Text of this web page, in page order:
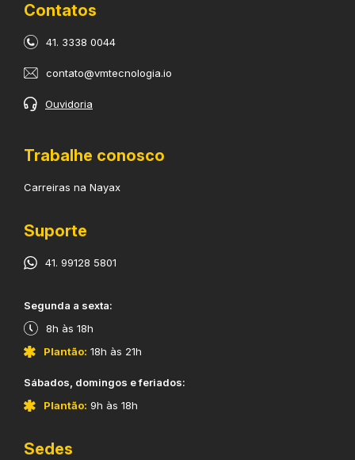
Contatos
41. 3338 0044
contato@vmtecnologia.io
Ouvidoria
Trabalhe conosco
Carreiras na Nayax
Suporte
41. 99128 5801
​Segunda a sexta:
8h às 18h
Plantão: 18h às 21h
​Sábados, domingos e feriados:
Plantão: 9h às 18h
Sedes